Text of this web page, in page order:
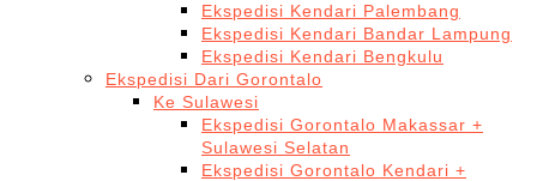
Ekspedisi Kendari Palembang
Ekspedisi Kendari Bandar Lampung
Ekspedisi Kendari Bengkulu
Ekspedisi Dari Gorontalo
Ke Sulawesi
Ekspedisi Gorontalo Makassar +
Sulawesi Selatan
Ekspedisi Gorontalo Kendari +